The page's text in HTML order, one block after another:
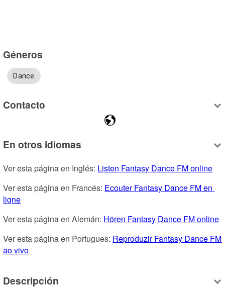
Géneros
Dance
Contacto
En otros idiomas
Ver esta página en Inglés: Listen Fantasy Dance FM online
Ver esta página en Francés: Ecouter Fantasy Dance FM en
ligne
Ver esta página en Alemán: Hören Fantasy Dance FM online
Ver esta página en Portugues: Reproduzir Fantasy Dance FM
ao vivo
Descripción